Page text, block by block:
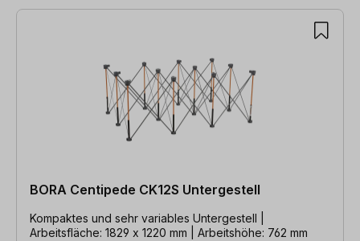
BORA Centipede CK12S Untergestell
Kompaktes und sehr variables Untergestell |
Arbeitsfläche: 1829 x 1220 mm | Arbeitshöhe: 762 mm